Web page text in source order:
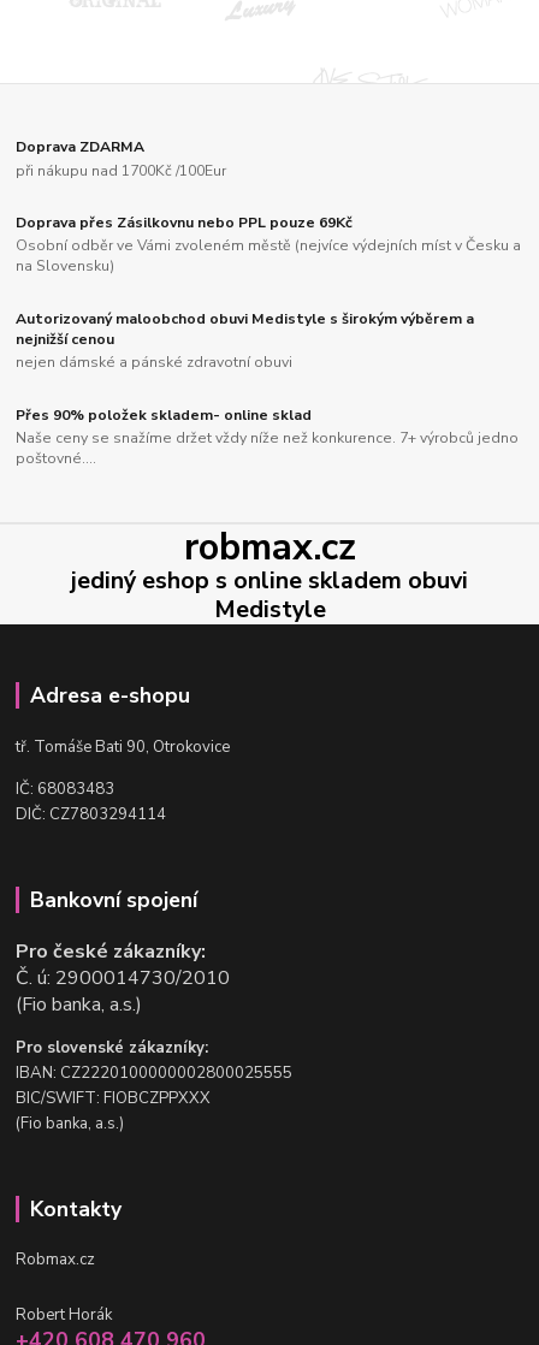
Doprava ZDARMA
při nákupu nad 1700Kč /100Eur
Doprava přes Zásilkovnu nebo PPL pouze 69Kč
Osobní odběr ve Vámi zvoleném městě (nejvíce výdejních míst v Česku a
na Slovensku)
Autorizovaný maloobchod obuvi Medistyle s širokým výběrem a
nejnižší cenou
nejen dámské a pánské zdravotní obuvi
Přes 90% položek skladem- online sklad
Naše ceny se snažíme držet vždy níže než konkurence. 7+ výrobců jedno
poštovné....
robmax.cz
jediný eshop s online skladem obuvi
Medistyle
Adresa e-shopu
tř. Tomáše Bati 90, Otrokovice
IČ: 68083483
DIČ: CZ7803294114
Bankovní spojení
Pro české zákazníky:
Č. ú: 2900014730/2010
(Fio banka, a.s.)
Pro slovenské zákazníky:
IBAN: CZ2220100000002800025555
BIC/SWIFT: FIOBCZPPXXX
(Fio banka, a.s.)
Kontakty
Robmax.cz
Robert Horák